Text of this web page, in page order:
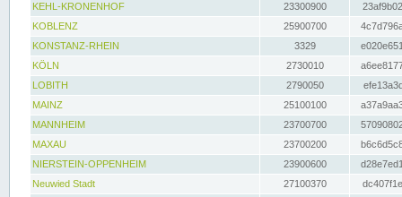
KEHL-KRONENHOF
23300900
KOBLENZ
25900700
KONSTANZ-RHEIN
3329
KÖLN
2730010
LOBITH
2790050
MAINZ
25100100
MANNHEIM
23700700
MAXAU
23700200
NIERSTEIN-OPPENHEIM
23900600
Neuwied Stadt
27100370